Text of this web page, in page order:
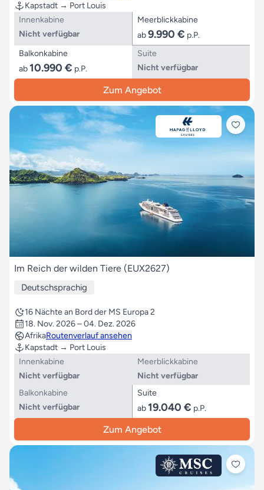
Kapstadt → Port Louis
Innenkabine
Nicht verfügbar
Meerblickkabine
ab9.990 € p.P.
Balkonkabine
ab10.990 € p.P.
Suite
Nicht verfügbar
Zum Angebot
Im Reich der wilden Tiere (EUX2627)
Deutschsprachig
16 Nächte an Bord der MS Europa 2
18. Nov. 2026 – 04. Dez. 2026
AfrikaRoutenverlauf ansehen
Kapstadt → Port Louis
Innenkabine
Nicht verfügbar
Meerblickkabine
Nicht verfügbar
Balkonkabine
Nicht verfügbar
Suite
ab19.040 € p.P.
Zum Angebot